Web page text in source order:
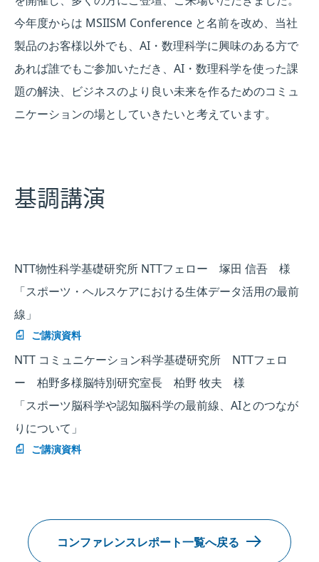
今年度からは MSIISM Conference と名前を改め、当社
製品のお客様以外でも、AI・数理科学に興味のある方で
あれば誰でもご参加いただき、AI・数理科学を使った課
題の解決、ビジネスのより良い未来を作るためのコミュ
ニケーションの場としていきたいと考えています。
基調講演
NTT物性科学基礎研究所 NTTフェロー 塚田 信吾 様
「スポーツ・ヘルスケアにおける生体データ活用の最前
線」
ご講演資料
NTT コミュニケーション科学基礎研究所 NTTフェロ
ー 柏野多様脳特別研究室長 柏野 牧夫 様
「スポーツ脳科学や認知脳科学の最前線、AIとのつなが
りについて」
ご講演資料
コンファレンスレポート一覧へ戻る